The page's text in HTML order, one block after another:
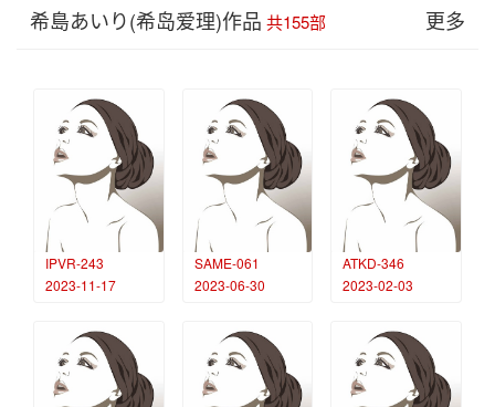
更多
希島あいり(希岛爱理)作品 共155部
IPVR-243
2023-11-17
SAME-061
2023-06-30
ATKD-346
2023-02-03